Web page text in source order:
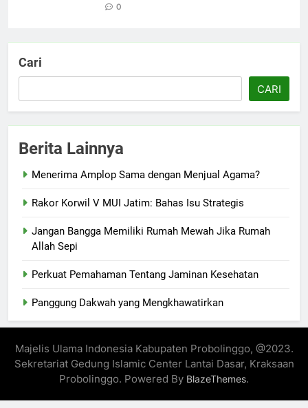
0
Cari
CARI
Berita Lainnya
Menerima Amplop Sama dengan Menjual Agama?
Rakor Korwil V MUI Jatim: Bahas Isu Strategis
Jangan Bangga Memiliki Rumah Mewah Jika Rumah
Allah Sepi
Perkuat Pemahaman Tentang Jaminan Kesehatan
Panggung Dakwah yang Mengkhawatirkan
Majelis Ulama Indonesia Kabupaten Probolinggo, @2023.
Sekretariat Gedung Islamic Center Lantai Dasar, Kraksaan
Probolinggo. Powered By BlazeThemes.